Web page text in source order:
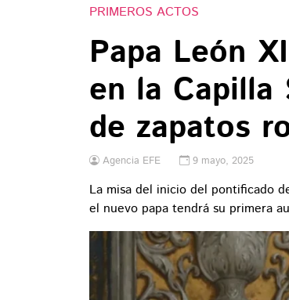
PRIMEROS ACTOS
Papa León
en la Capilla
de zapatos
Agencia EFE 9 mayo, 2025
La misa del inicio del pontificado
el nuevo papa tendrá su primera